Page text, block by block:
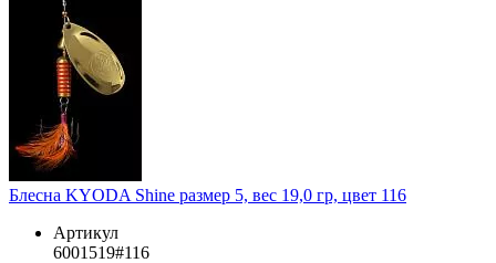
Блесна KYODA Shine размер 5, вес 19,0 гр, цвет 116
Артикул
6001519#116